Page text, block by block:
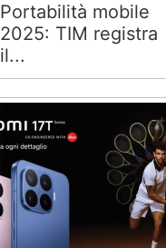
Portabilità mobile
2025: TIM registra
il...